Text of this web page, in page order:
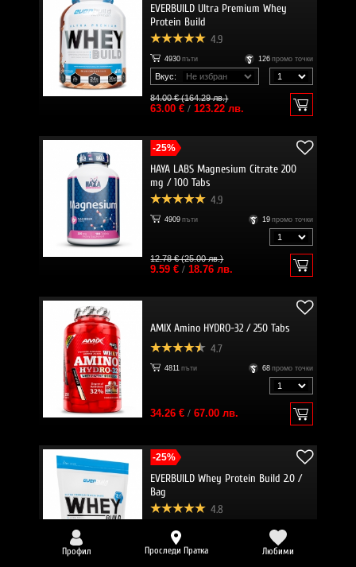
EVERBUILD Ultra Premium Whey
Protein Build
4.9
4930 пъти 126 промо точки
Вкус:
84.00 € (164.29 лв.)
63.00 €/ 123.22 лв.
-25%
HAYA LABS Magnesium Citrate 200
mg / 100 Tabs
4.9
4909 пъти 19 промо точки
12.78 € (25.00 лв.)
9.59 €/ 18.76 лв.
AMIX Amino HYDRO-32 / 250 Tabs
4.7
4811 пъти 68 промо точки
34.26 €/ 67.00 лв.
-25%
EVERBUILD Whey Protein Build 2.0 /
Bag
4.8
промо точки
Вкус:
Профил Проследи Пратка Любими